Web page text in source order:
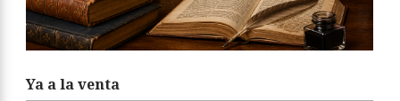
Ya a la venta